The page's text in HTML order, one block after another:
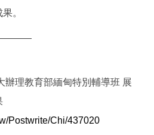
。
辦理教育部緬甸特別輔導班 展
Postwrite/Chi/437020